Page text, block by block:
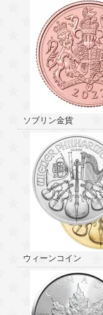
ソブリン金貨
ウィーンコイン